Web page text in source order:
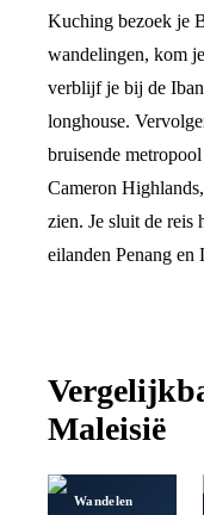
Kuching bezoek je
wandelingen, kom
verblijf je bij de
longhouse.
bruisende
Cameron
zien. Je sluit de reis
eilanden Penang en
Maleisië
Wandelen